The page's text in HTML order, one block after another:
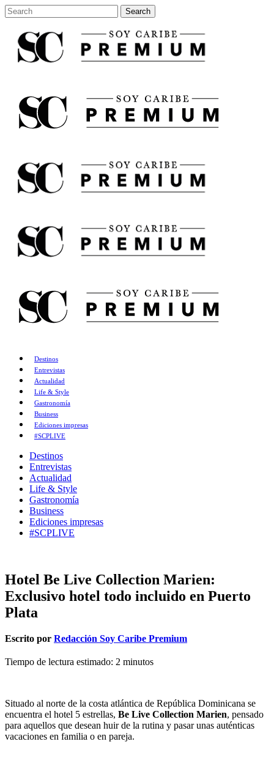
Destinos
Entrevistas
Actualidad
Life & Style
Gastronomía
Business
Ediciones impresas
#SCPLIVE
Destinos
Entrevistas
Actualidad
Life & Style
Gastronomía
Business
Ediciones impresas
#SCPLIVE
Hotel Be Live Collection Marien:
Exclusivo hotel todo incluido en Puerto
Plata
Escrito por Redacción Soy Caribe Premium
Tiempo de lectura estimado: 2 minutos
Situado al norte de la costa atlántica de República Dominicana se
encuentra el hotel 5 estrellas, Be Live Collection Marien, pensado
para aquellos que desean huir de la rutina y pasar unas auténticas
vacaciones en familia o en pareja.